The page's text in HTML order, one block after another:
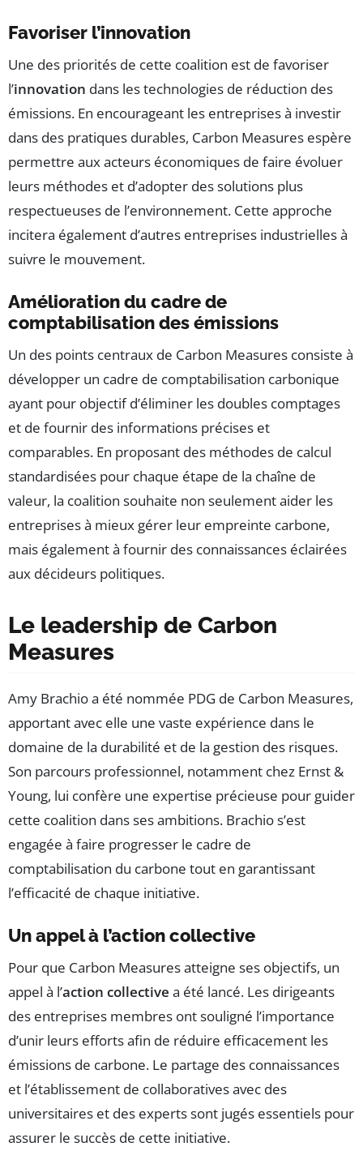
Favoriser l’innovation
Une des priorités de cette coalition est de favoriser
l’innovation dans les technologies de réduction des
émissions. En encourageant les entreprises à investir
dans des pratiques durables, Carbon Measures espère
permettre aux acteurs économiques de faire évoluer
leurs méthodes et d’adopter des solutions plus
respectueuses de l’environnement. Cette approche
incitera également d’autres entreprises industrielles à
suivre le mouvement.
Amélioration du cadre de
comptabilisation des émissions
Un des points centraux de Carbon Measures consiste à
développer un cadre de comptabilisation carbonique
ayant pour objectif d’éliminer les doubles comptages
et de fournir des informations précises et
comparables. En proposant des méthodes de calcul
standardisées pour chaque étape de la chaîne de
valeur, la coalition souhaite non seulement aider les
entreprises à mieux gérer leur empreinte carbone,
mais également à fournir des connaissances éclairées
aux décideurs politiques.
Le leadership de Carbon
Measures
Amy Brachio a été nommée PDG de Carbon Measures,
apportant avec elle une vaste expérience dans le
domaine de la durabilité et de la gestion des risques.
Son parcours professionnel, notamment chez Ernst &
Young, lui confère une expertise précieuse pour guider
cette coalition dans ses ambitions. Brachio s’est
engagée à faire progresser le cadre de
comptabilisation du carbone tout en garantissant
l’efficacité de chaque initiative.
Un appel à l’action collective
Pour que Carbon Measures atteigne ses objectifs, un
appel à l’action collective a été lancé. Les dirigeants
des entreprises membres ont souligné l’importance
d’unir leurs efforts afin de réduire efficacement les
émissions de carbone. Le partage des connaissances
et l’établissement de collaboratives avec des
universitaires et des experts sont jugés essentiels pour
assurer le succès de cette initiative.